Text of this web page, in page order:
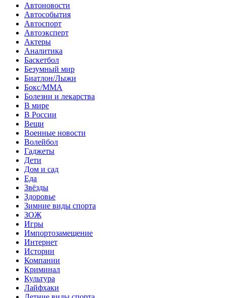
Автоновости
Автособытия
Автоспорт
Автоэксперт
Актеры
Аналитика
Баскетбол
Безумный мир
Биатлон/Лыжи
Бокс/MMA
Болезни и лекарства
В мире
В России
Вещи
Военные новости
Волейбол
Гаджеты
Дети
Дом и сад
Еда
Звёзды
Здоровье
Зимние виды спорта
ЗОЖ
Игры
Импортозамещение
Интернет
Истории
Компании
Криминал
Культура
Лайфхаки